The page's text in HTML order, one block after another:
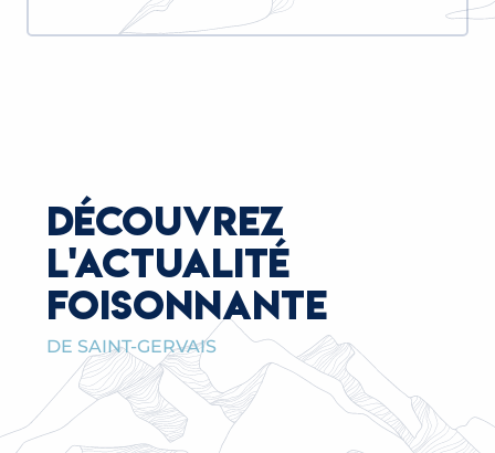
DÉCOUVREZ
L'ACTUALITÉ
FOISONNANTE
DE SAINT-GERVAIS
LE PORTAGE DE REPAS POUR NOS AÎNÉS
MENACÉ PAR LA DÉCISION UNILATÉRALE ET